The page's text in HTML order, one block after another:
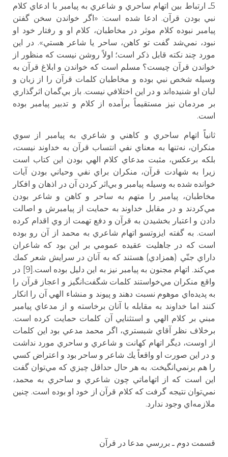
5ـ ارتباط بين اتهام ساحري و شاعري به پيامبر با ادعاي كلام
نبي بودن قرآن. ادعا شده است: «اگر خواندن سخن گفتن
پيامبر نبوده كلام موثر در مخاطبان، كلام او و رفتار خود او
نبود، نمي‌شد گفت تو كاهن، ساحر يا شاعر هستي». در اين
مورد چند نكته قابل ذكر است؛ اولاً روشن نيست كه منظور از
خواندن قرآن چيست؟ مسلم است كه خواندن و ابلاغ قرآن به
وسيله شخص نبي بوده و مخاطبان كلمات قرآن را از زبان و
لبان او شنيده‌اند و در اين اختلافي نيست. باز بي‌گمان اثرگذاري
بر مردمان نيز مستقيماً برآمده از كلام و تدبير پيامبر بوده
است.
ثانياً اتهام ساحري و كاهني و شاعري به پيامبر از سوي
منكران، نه‌تنها به معناي نفي انتساب قرآن به خداوند نيست،
بلكه برعكس، مثبت مدعاي كلام الهي بودن اين كتاب است
زيرا به شهادت قرآن، منكران براي نفي وحياني بودن آيات
خوانده شده به وسيله پيامبر و بي‌اثر كردن آن در اذهان و افكار
مخاطبان، پيامبر را متهم به ساحر و كاهن و شاعر بودن
مي‌كردند و در مقابل خداوند به حمايت از پيامبرش و اصالت
دادن و اعتبار بخشيدن به قرآن و دفع تهمت از وي اقدام كرده
است. به گفته ايزوتسو اتهام شاعري به محمد از آن رو بوده
است كه در جاهليت عقيده عمومي بر اين بود كه شاعران
داراي جنّي (همزادي) هستند كه به آنان در سرايش شعر كمك
مي‌كند. اتهام مجنون به پيامبر نيز به اين دليل بوده است.[9] در
واقع منكران مي‌خواستند كلمات شگفت‌انگيز و اعجاز قرآن را
به پديده‌اي موهوم نسبت دهند و پيوند و منشاء الهي آن را انكار
كنند اما خداوند به مقابله با آنان برخاسته و از مدعاي پيامبر
مبني بر كلام الهي و استثنايي آن كلمات حمايت كرده است.
برخلاف نظر آقاي شبستري،‌ اگر محمد مدعي بود اين كلمات
از اوست، ديگر اتهام كهانت و شاعري و ساحري مورد نداشت
و در اين صورت او واقعاً يك شاعر و ساحر بود و اعتراض كسي
را هم برنمي‌انگيخت. به هر حال حداقل چيزي كه مي‌توان گفت
اين است كه از اتهاماتي چون شاعري و ساحري به محمد،
نمي‌توان نتيجه گرفت كه كلام قرآن از خود او بوده است. چنين
ملازمه‌اي وجود ندارد.
قسمت دوم ـ بررسي مدعا در قرآن